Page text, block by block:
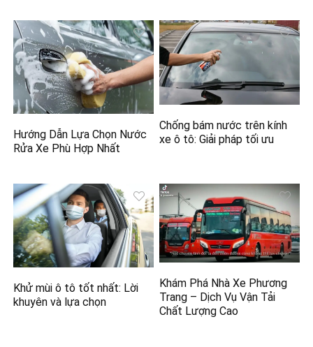
Hướng Dẫn Lựa Chọn Nước
Rửa Xe Phù Hợp Nhất
Chống bám nước trên kính
xe ô tô: Giải pháp tối ưu
Khử mùi ô tô tốt nhất: Lời
khuyên và lựa chọn
Khám Phá Nhà Xe Phương
Trang – Dịch Vụ Vận Tải
Chất Lượng Cao